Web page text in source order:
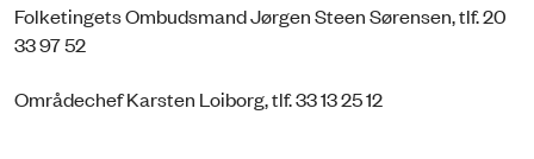
Folketingets Ombudsmand Jørgen Steen Sørensen, tlf. 20
33 97 52
Områdechef Karsten Loiborg, tlf. 33 13 25 12